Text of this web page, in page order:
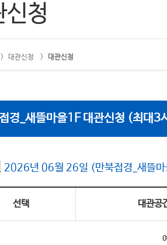
신청
대관신청 > 대관신청
경_새뜰마을1F대관신청 (최대3
2026년 06월 26일 (만북접경_새뜰
선택 대관공